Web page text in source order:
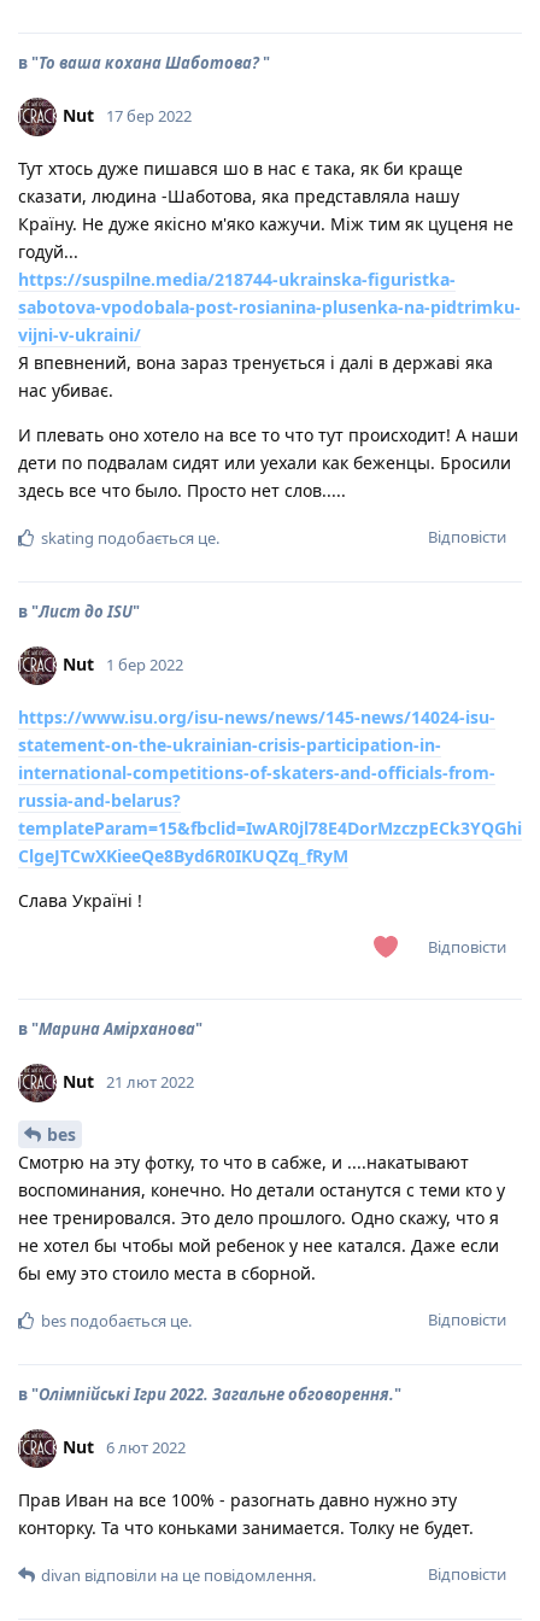
в "То ваша кохана Шаботова?"
Nut 17 бер 2022
Тут хтось дуже пишався шо в нас є така, як би краще
сказати, людина -Шаботова, яка представляла нашу
Країну. Не дуже якісно м'яко кажучи. Між тим як цуценя не
годуй...
https://suspilne.media/218744-ukrainska-figuristka-
sabotova-vpodobala-post-rosianina-plusenka-na-pidtrimku-
vijni-v-ukraini/
Я впевнений, вона зараз тренується і далі в державі яка
нас убиває.
И плевать оно хотело на все то что тут происходит! А наши
дети по подвалам сидят или уехали как беженцы. Бросили
здесь все что было. Просто нет слов.....
Відповісти
skating подобається це.
в "Лист до ISU"
Nut 1 бер 2022
https://www.isu.org/isu-news/news/145-news/14024-isu-
statement-on-the-ukrainian-crisis-participation-in-
international-competitions-of-skaters-and-officials-from-
russia-and-belarus?
templateParam=15&fbclid=IwAR0jl78E4DorMzczpECk3YQGhi
ClgeJTCwXKieeQe8Byd6R0IKUQZq_fRyM
Слава Україні !
Відповісти
в "Марина Амірханова"
Nut 21 лют 2022
bes
Смотрю на эту фотку, то что в сабже, и ....накатывают
воспоминания, конечно. Но детали останутся с теми кто у
нее тренировался. Это дело прошлого. Одно скажу, что я
не хотел бы чтобы мой ребенок у нее катался. Даже если
бы ему это стоило места в сборной.
Відповісти
bes подобається це.
в "Олімпійські Ігри 2022. Загальне обговорення."
Nut 6 лют 2022
Прав Иван на все 100% - разогнать давно нужно эту
конторку. Та что коньками занимается. Толку не будет.
Відповісти
divan відповіли на це повідомлення.